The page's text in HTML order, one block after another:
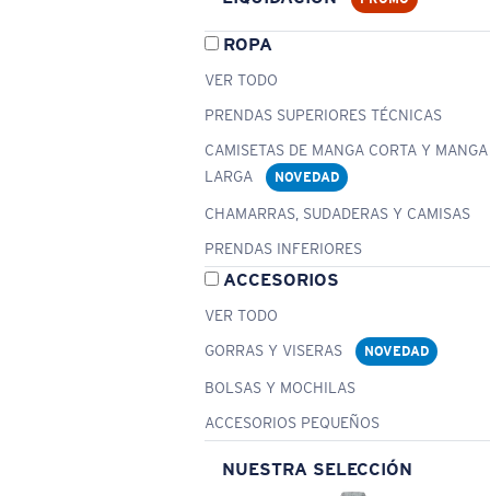
ROPA
VER TODO
PRENDAS SUPERIORES TÉCNICAS
CAMISETAS DE MANGA CORTA Y MANGA
LARGA
NOVEDAD
CHAMARRAS, SUDADERAS Y CAMISAS
PRENDAS INFERIORES
ACCESORIOS
VER TODO
GORRAS Y VISERAS
NOVEDAD
BOLSAS Y MOCHILAS
ACCESORIOS PEQUEÑOS
NUESTRA SELECCIÓN